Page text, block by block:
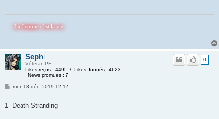
flemme c'est la vie
Sephi
Vétéran PF
Likes reçus : 4495 / Likes donnés : 4623
News promues : 7
0
mer. 18 déc. 2019 12:12
1- Death Stranding